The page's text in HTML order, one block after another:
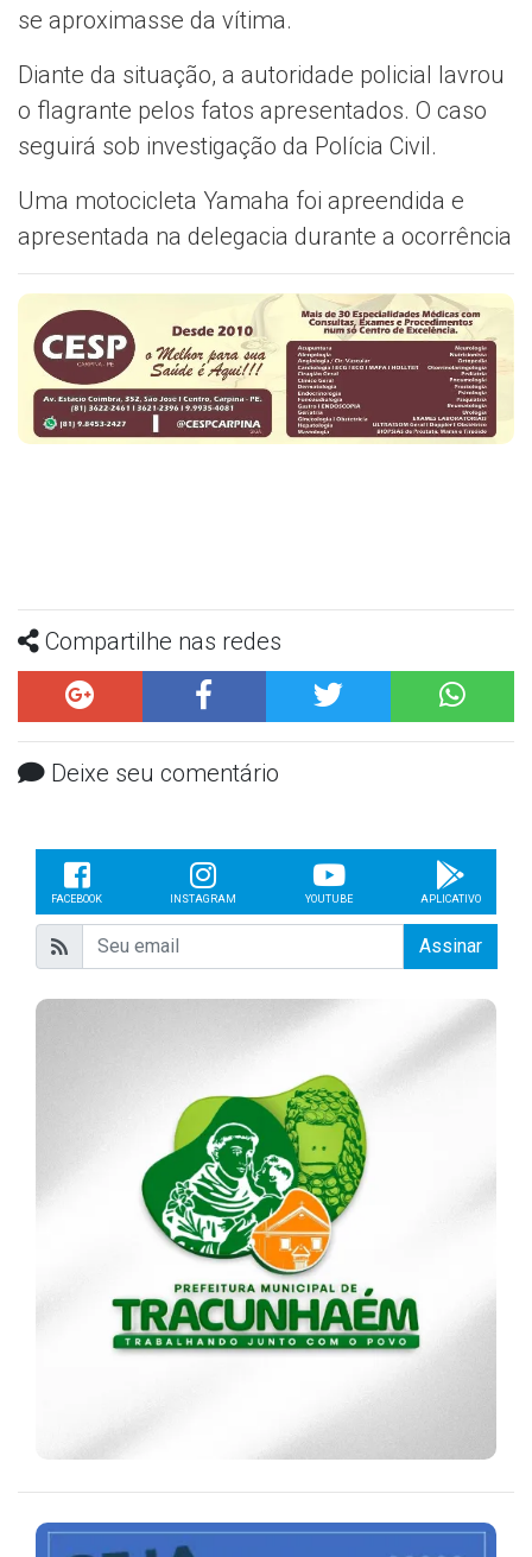
se aproximasse da vítima.
Diante da situação, a autoridade policial lavrou
o flagrante pelos fatos apresentados. O caso
seguirá sob investigação da Polícia Civil.
Uma motocicleta Yamaha foi apreendida e
apresentada na delegacia durante a ocorrência
Compartilhe nas redes
Deixe seu comentário
FACEBOOK INSTAGRAM YOUTUBE APLICATIVO
Assinar